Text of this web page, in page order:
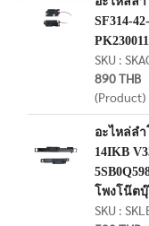
SF314-
SKU :
890 THB
(Product)
อะไหล่ลำ
14IKB
โพงโน๊ต
SKU :